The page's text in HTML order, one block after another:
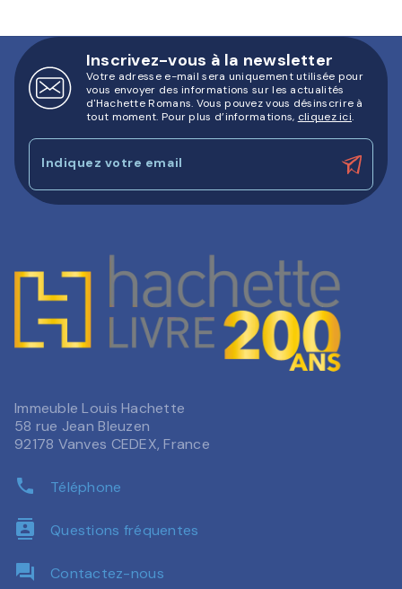
Inscrivez-vous à la newsletter
Votre adresse e-mail sera uniquement utilisée pour
vous envoyer des informations sur les actualités
d'Hachette Romans. Vous pouvez vous désinscrire à
tout moment. Pour plus d’informations, cliquez ici.
Indiquez votre email
Immeuble Louis Hachette
58 rue Jean Bleuzen
92178 Vanves CEDEX, France
phone Téléphone
contacts Questions fréquentes
question_answer Contactez-nous